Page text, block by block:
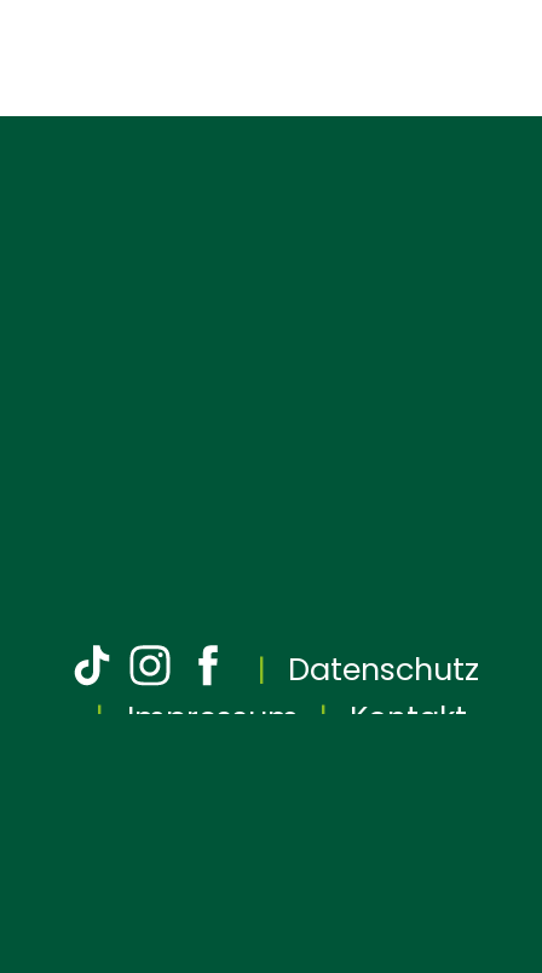
Datenschutz
Impressum
Kontakt